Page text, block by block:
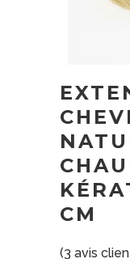
CM
(3 avis